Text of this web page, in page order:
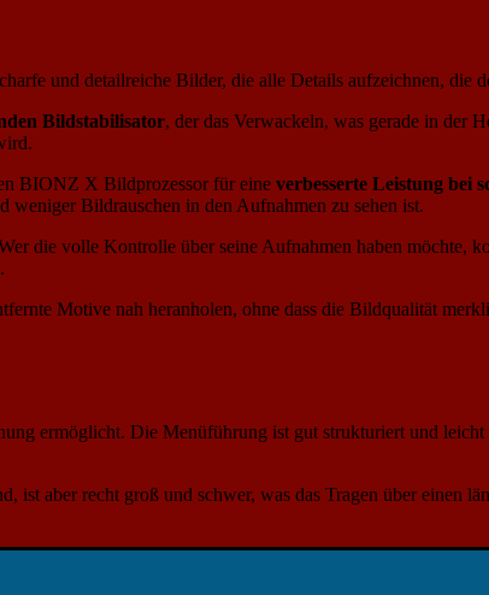
und detailreiche Bilder, die alle Details aufzeichnen, die
Bildstabilisator, der das Verwackeln, was gerade in der
BIONZ X Bildprozessor für eine verbesserte Leistung bei
weniger Bildrauschen in den Aufnahmen zu sehen ist.
die volle Kontrolle über seine Aufnahmen haben möchte,
Motive nah heranholen, ohne dass die Bildqualität
ermöglicht. Die Menüführung ist gut strukturiert und
ist aber recht groß und schwer, was das Tragen über einen